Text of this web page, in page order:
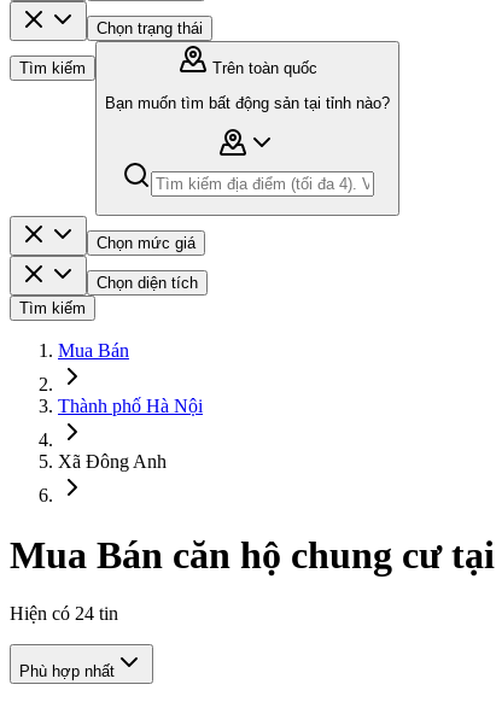
Chọn trạng thái
Tìm kiếm
Trên toàn quốc
Bạn muốn tìm bất động sản tại tỉnh nào?
Chọn mức giá
Chọn diện tích
Tìm kiếm
Mua Bán
Thành phố Hà Nội
Xã Đông Anh
Mua Bán căn hộ chung cư
Hiện có 24 tin
Phù hợp nhất